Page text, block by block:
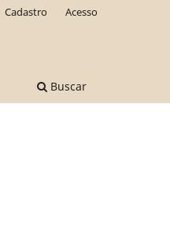
Buscar
Cadastro Acesso